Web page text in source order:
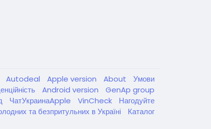
Autodeal Apple version About
Умови
Android version
GenAp group
ЧатУкраинаApple VinCheck
Нагодуйте
та безпритульних в Україні
Каталог